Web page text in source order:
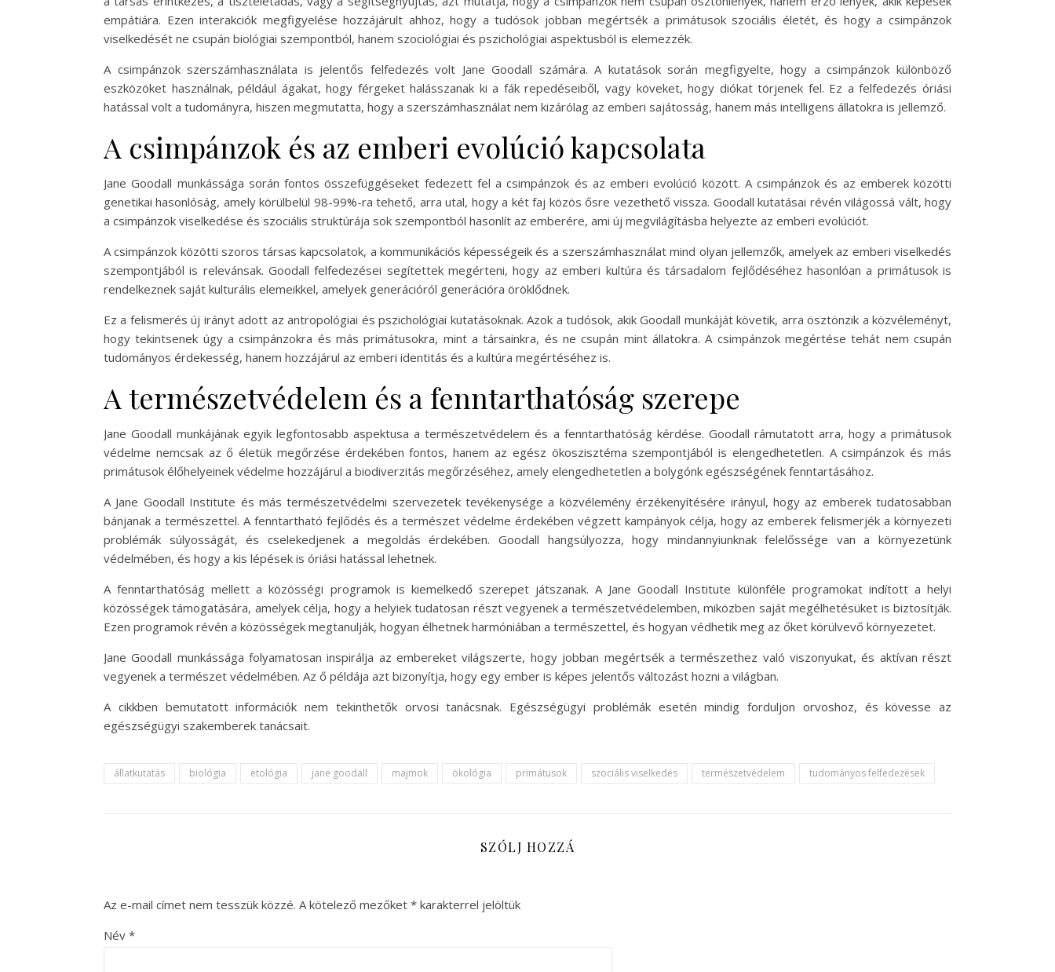
empátiára. Ezen interakciók megfigyelése hozzájárult ahhoz, hogy a tudósok jobban megértsék a primátusok szociális életét, és hogy a csimpánzok
viselkedését ne csupán biológiai szempontból, hanem szociológiai és pszichológiai aspektusból is elemezzék.
A csimpánzok szerszámhasználata is jelentős felfedezés volt Jane Goodall számára. A kutatások során megfigyelte, hogy a csimpánzok különböző
eszközöket használnak, például ágakat, hogy férgeket halásszanak ki a fák repedéseiből, vagy köveket, hogy diókat törjenek fel. Ez a felfedezés óriási
hatással volt a tudományra, hiszen megmutatta, hogy a szerszámhasználat nem kizárólag az emberi sajátosság, hanem más intelligens állatokra is jellemző.
A csimpánzok és az emberi evolúció kapcsolata
Jane Goodall munkássága során fontos összefüggéseket fedezett fel a csimpánzok és az emberi evolúció között. A csimpánzok és az emberek közötti
genetikai hasonlóság, amely körülbelül 98-99%-ra tehető, arra utal, hogy a két faj közös ősre vezethető vissza. Goodall kutatásai révén világossá vált, hogy
a csimpánzok viselkedése és szociális struktúrája sok szempontból hasonlít az emberére, ami új megvilágításba helyezte az emberi evolúciót.
A csimpánzok közötti szoros társas kapcsolatok, a kommunikációs képességeik és a szerszámhasználat mind olyan jellemzők, amelyek az emberi viselkedés
szempontjából is relevánsak. Goodall felfedezései segítettek megérteni, hogy az emberi kultúra és társadalom fejlődéséhez hasonlóan a primátusok is
rendelkeznek saját kulturális elemeikkel, amelyek generációról generációra öröklődnek.
Ez a felismerés új irányt adott az antropológiai és pszichológiai kutatásoknak. Azok a tudósok, akik Goodall munkáját követik, arra ösztönzik a közvéleményt,
hogy tekintsenek úgy a csimpánzokra és más primátusokra, mint a társainkra, és ne csupán mint állatokra. A csimpánzok megértése tehát nem csupán
tudományos érdekesség, hanem hozzájárul az emberi identitás és a kultúra megértéséhez is.
A természetvédelem és a fenntarthatóság szerepe
Jane Goodall munkájának egyik legfontosabb aspektusa a természetvédelem és a fenntarthatóság kérdése. Goodall rámutatott arra, hogy a primátusok
védelme nemcsak az ő életük megőrzése érdekében fontos, hanem az egész ökoszisztéma szempontjából is elengedhetetlen. A csimpánzok és más
primátusok élőhelyeinek védelme hozzájárul a biodiverzitás megőrzéséhez, amely elengedhetetlen a bolygónk egészségének fenntartásához.
A Jane Goodall Institute és más természetvédelmi szervezetek tevékenysége a közvélemény érzékenyítésére irányul, hogy az emberek tudatosabban
bánjanak a természettel. A fenntartható fejlődés és a természet védelme érdekében végzett kampányok célja, hogy az emberek felismerjék a környezeti
problémák súlyosságát, és cselekedjenek a megoldás érdekében. Goodall hangsúlyozza, hogy mindannyiunknak felelőssége van a környezetünk
védelmében, és hogy a kis lépések is óriási hatással lehetnek.
A fenntarthatóság mellett a közösségi programok is kiemelkedő szerepet játszanak. A Jane Goodall Institute különféle programokat indított a helyi
közösségek támogatására, amelyek célja, hogy a helyiek tudatosan részt vegyenek a természetvédelemben, miközben saját megélhetésüket is biztosítják.
Ezen programok révén a közösségek megtanulják, hogyan élhetnek harmóniában a természettel, és hogyan védhetik meg az őket körülvevő környezetet.
Jane Goodall munkássága folyamatosan inspirálja az embereket világszerte, hogy jobban megértsék a természethez való viszonyukat, és aktívan részt
vegyenek a természet védelmében. Az ő példája azt bizonyítja, hogy egy ember is képes jelentős változást hozni a világban.
A cikkben bemutatott információk nem tekinthetők orvosi tanácsnak. Egészségügyi problémák esetén mindig forduljon orvoshoz, és kövesse az
egészségügyi szakemberek tanácsait.
állatkutatás biológia etológia jane goodall majmok ökológia primátusok szociális viselkedés természetvédelem tudományos felfedezések
SZÓLJ HOZZÁ
Az e-mail címet nem tesszük közzé. A kötelező mezőket * karakterrel jelöltük
Név *